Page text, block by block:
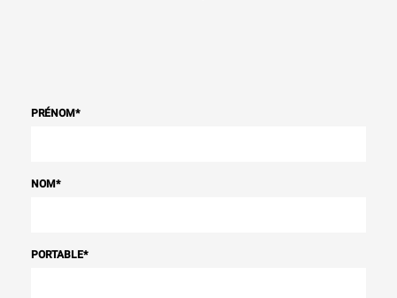
PRÉNOM*
NOM*
PORTABLE*